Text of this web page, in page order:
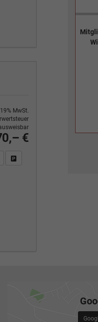
€
19% MwSt.
Sie an
PDF-Fahrzeugexposé drucken